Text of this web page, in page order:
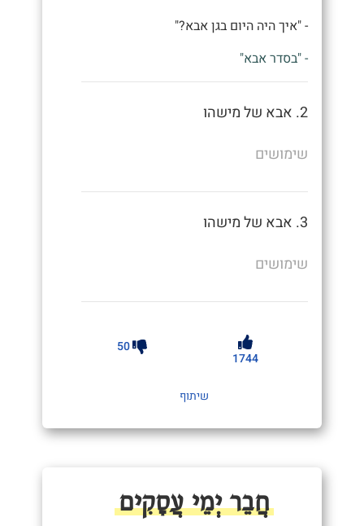
- "איך היה היום בגן אבא?"
- "בסדר אבא"
2. אבא של מישהו
שימושים
3. אבא של מישהו
שימושים
1744
50
שיתוף
חֲבֵר יְמֵי עֲסָקִים